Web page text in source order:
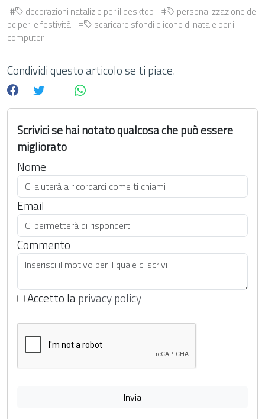
decorazioni natalizie per il desktop
personalizzazione del
pc per le festività
scaricare sfondi e icone di natale per il
computer
Condividi questo articolo se ti piace.
Scrivici se hai notato qualcosa che può essere
migliorato
Nome
Email
Commento
Accetto laprivacy policy
Invia